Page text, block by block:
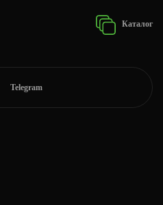
Каталог
Telegram